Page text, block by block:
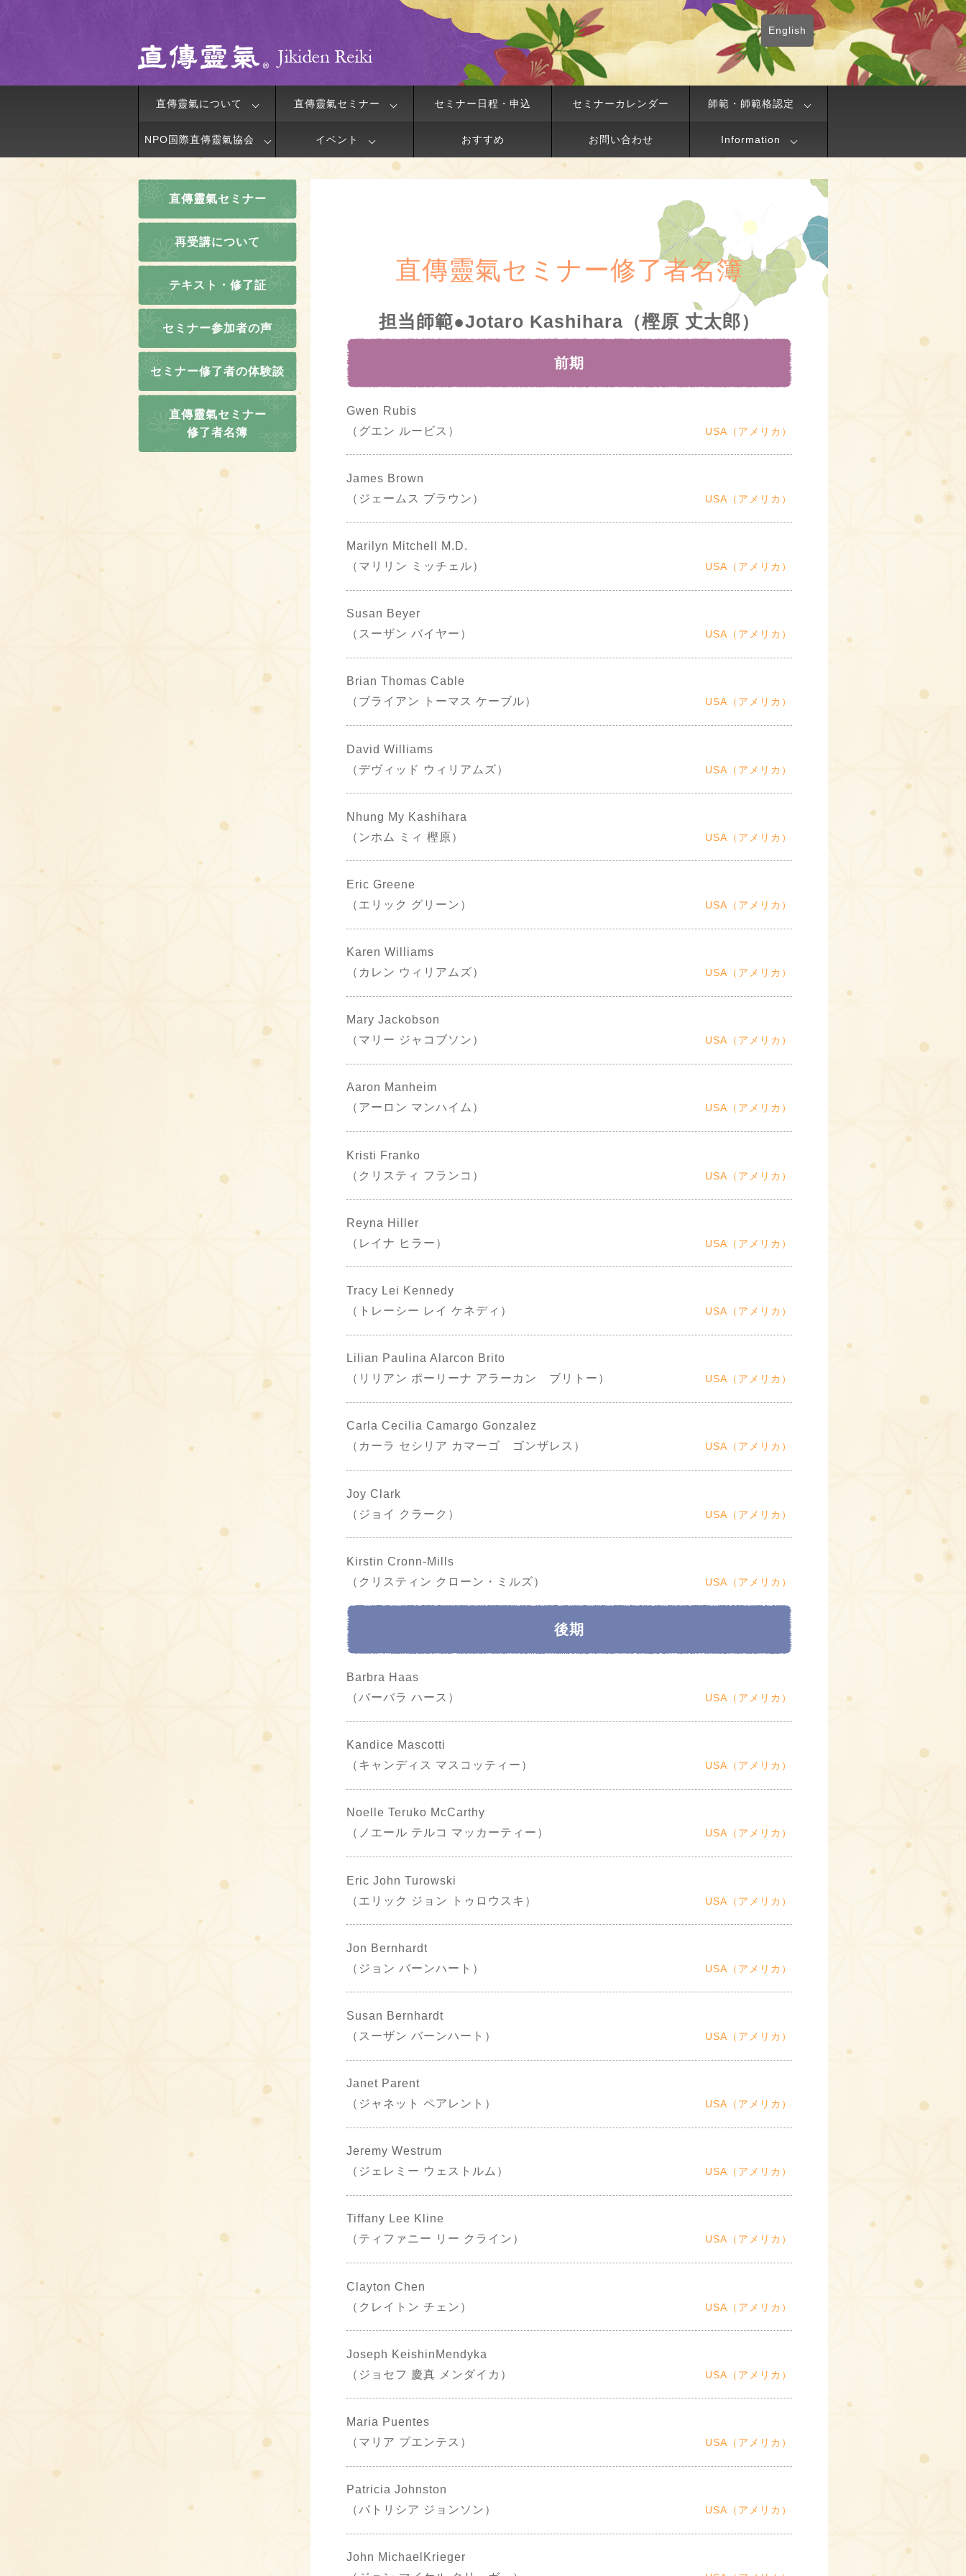
English
直傳靈氣について 直傳靈氣セミナー セミナー日程・申込 セミナーカレンダー 師範・師範格認定
NPO国際直傳靈氣協会 イベント おすすめ お問い合わせ Information
直傳靈氣セミナー
再受講について
テキスト・修了証
セミナー参加者の声
セミナー修了者の体験談
直傳靈氣セミナー
修了者名簿
直傳靈氣セミナー修了者名簿
担当師範●Jotaro Kashihara（樫原 丈太郎）
前期
Gwen Rubis
（グエン ルービス）
USA（アメリカ）
James Brown
（ジェームス ブラウン）
USA（アメリカ）
Marilyn Mitchell M.D.
（マリリン ミッチェル）
USA（アメリカ）
Susan Beyer
（スーザン バイヤー）
USA（アメリカ）
Brian Thomas Cable
（ブライアン トーマス ケーブル）
USA（アメリカ）
David Williams
（デヴィッド ウィリアムズ）
USA（アメリカ）
Nhung My Kashihara
（ンホム ミィ 樫原）
USA（アメリカ）
Eric Greene
（エリック グリーン）
USA（アメリカ）
Karen Williams
（カレン ウィリアムズ）
USA（アメリカ）
Mary Jackobson
（マリー ジャコブソン）
USA（アメリカ）
Aaron Manheim
（アーロン マンハイム）
USA（アメリカ）
Kristi Franko
（クリスティ フランコ）
USA（アメリカ）
Reyna Hiller
（レイナ ヒラー）
USA（アメリカ）
Tracy Lei Kennedy
（トレーシー レイ ケネディ）
USA（アメリカ）
Lilian Paulina Alarcon Brito
（リリアン ポーリーナ アラーカン ブリトー）
USA（アメリカ）
Carla Cecilia Camargo Gonzalez
（カーラ セシリア カマーゴ ゴンザレス）
USA（アメリカ）
Joy Clark
（ジョイ クラーク）
USA（アメリカ）
Kirstin Cronn-Mills
（クリスティン クローン・ミルズ）
USA（アメリカ）
後期
Barbra Haas
（バーバラ ハース）
USA（アメリカ）
Kandice Mascotti
（キャンディス マスコッティー）
USA（アメリカ）
Noelle Teruko McCarthy
（ノエール テルコ マッカーティー）
USA（アメリカ）
Eric John Turowski
（エリック ジョン トゥロウスキ）
USA（アメリカ）
Jon Bernhardt
（ジョン バーンハート）
USA（アメリカ）
Susan Bernhardt
（スーザン バーンハート）
USA（アメリカ）
Janet Parent
（ジャネット ペアレント）
USA（アメリカ）
Jeremy Westrum
（ジェレミー ウェストルム）
USA（アメリカ）
Tiffany Lee Kline
（ティファニー リー クライン）
USA（アメリカ）
Clayton Chen
（クレイトン チェン）
USA（アメリカ）
Joseph KeishinMendyka
（ジョセフ 慶真 メンダイカ）
USA（アメリカ）
Maria Puentes
（マリア プエンテス）
USA（アメリカ）
Patricia Johnston
（パトリシア ジョンソン）
USA（アメリカ）
John MichaelKrieger